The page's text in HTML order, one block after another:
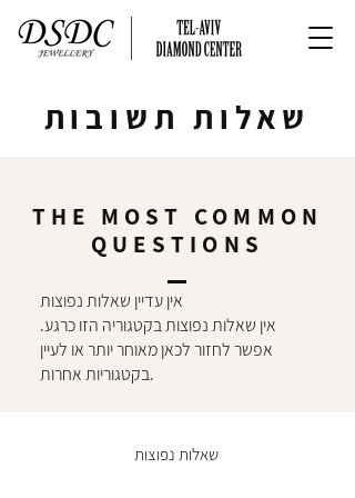
שאלות תשובות
THE MOST COMMON
QUESTIONS
אין עדיין שאלות נפוצות
אין שאלות נפוצות בקטגוריה הזו כרגע.
אפשר לחזור לכאן מאוחר יותר או לעיין
בקטגוריות אחרות.
שאלות נפוצות